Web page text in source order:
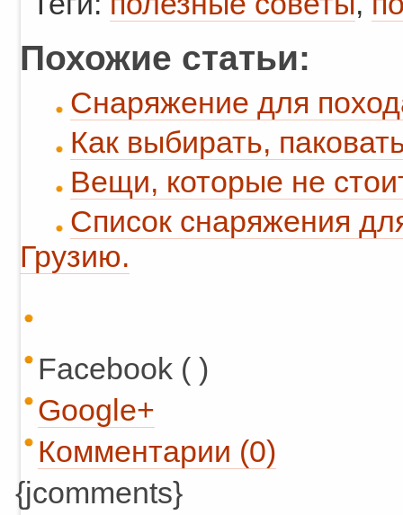
Похожие статьи:
Снаряжение для
Как выбирать,
Вещи, которые не
Список снаряжения
Грузию.
Facebook ( )
Google+
Комментарии (0)
{jcomments}